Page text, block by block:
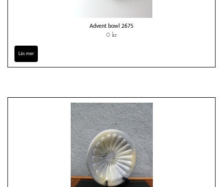
Advent bowl 2675
0 kr
Läs mer